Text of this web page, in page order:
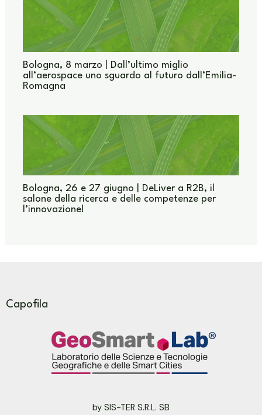
Bologna, 8 marzo | Dall’ultimo miglio
all’aerospace uno sguardo al futuro dall’Emilia-
Romagna
Bologna, 26 e 27 giugno | DeLiver a R2B, il
salone della ricerca e delle competenze per
l’innovazione!
Capofila
by SIS-TER S.R.L. SB